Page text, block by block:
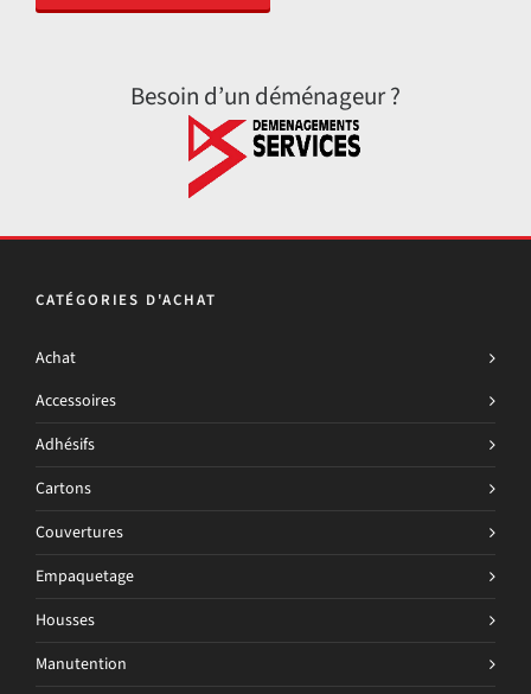
Besoin d’un déménageur ?
CATÉGORIES D'ACHAT
Achat
Accessoires
Adhésifs
Cartons
Couvertures
Empaquetage
Housses
Manutention